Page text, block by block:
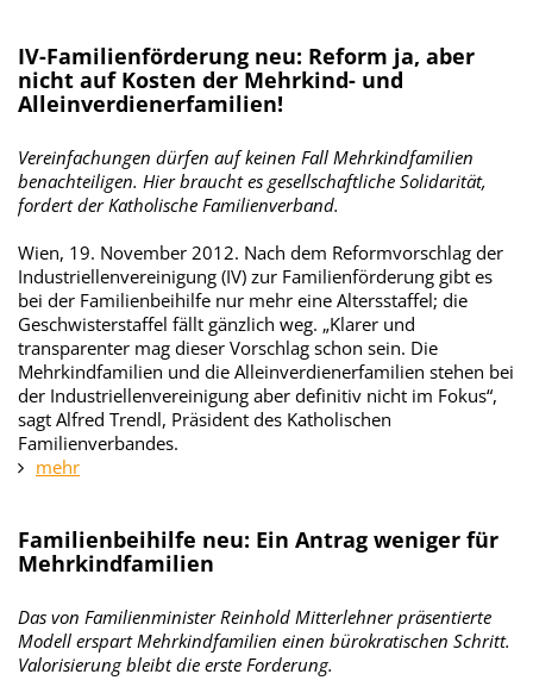
IV-Familienförderung neu: Reform ja, aber
nicht auf Kosten der Mehrkind- und
Alleinverdienerfamilien!
Vereinfachungen dürfen auf keinen Fall Mehrkindfamilien
benachteiligen. Hier braucht es gesellschaftliche Solidarität,
fordert der Katholische Familienverband.
Wien, 19. November 2012. Nach dem Reformvorschlag der
Industriellenvereinigung (IV) zur Familienförderung gibt es
bei der Familienbeihilfe nur mehr eine Altersstaffel; die
Geschwisterstaffel fällt gänzlich weg. „Klarer und
transparenter mag dieser Vorschlag schon sein. Die
Mehrkindfamilien und die Alleinverdienerfamilien stehen bei
der Industriellenvereinigung aber definitiv nicht im Fokus“,
sagt Alfred Trendl, Präsident des Katholischen
Familienverbandes.
mehr
Familienbeihilfe neu: Ein Antrag weniger für
Mehrkindfamilien
Das von Familienminister Reinhold Mitterlehner präsentierte
Modell erspart Mehrkindfamilien einen bürokratischen Schritt.
Valorisierung bleibt die erste Forderung.